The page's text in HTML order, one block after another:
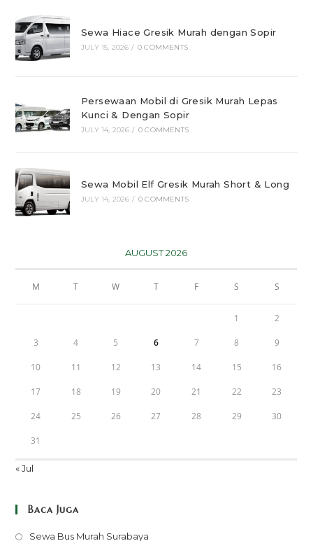
Sewa Hiace Gresik Murah dengan Sopir
JULY 15, 2026 / 0 COMMENTS
Persewaan Mobil di Gresik Murah Lepas
Kunci & Dengan Sopir
JULY 14, 2026 / 0 COMMENTS
Sewa Mobil Elf Gresik Murah Short & Long
JULY 14, 2026 / 0 COMMENTS
AUGUST 2026
M T W T F S S
1 2
3 4 5 6 7 8 9
10 11 12 13 14 15 16
17 18 19 20 21 22 23
24 25 26 27 28 29 30
31
« Jul
Baca Juga
Sewa Bus Murah Surabaya